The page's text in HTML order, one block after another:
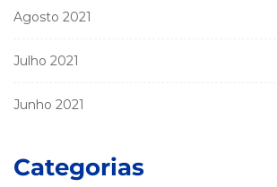
Agosto 2021
Julho 2021
Junho 2021
Categorias